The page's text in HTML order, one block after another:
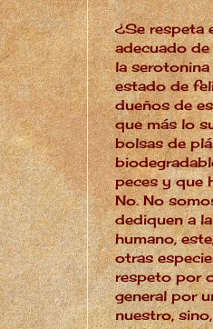
¿Se respeta
adecuado
la
estado de
dueños de
que más lo
bolsas de
peces y que
No. No
dediquen a
humano,
otras
respeto por
general por
nuestro,